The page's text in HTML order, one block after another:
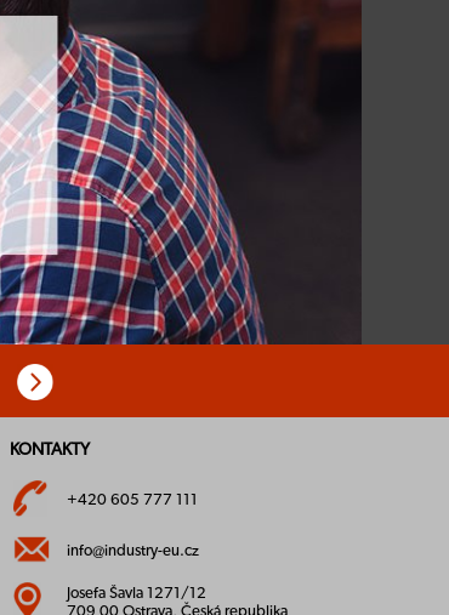
KONTAKTY
+420 605 777 111
info@industry-eu.cz
Josefa Šavla 1271/12